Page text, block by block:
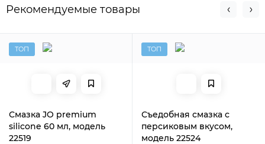
Рекомендуемые товары
ТОП
Смазка JO premium
silicone 60 мл, модель
22519
ТОП
Съедобная смазка с
персиковым вкусом,
модель 22524